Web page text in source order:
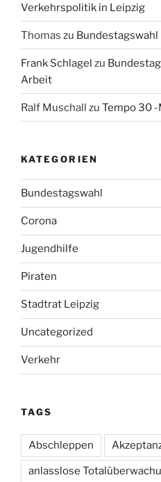
Verkehrspolitik in Leipzig
Thomas zu Bundestagswahl
Frank Schlagel zu
Arbeit
Ralf Muschall zu Tempo 30
KATEGORIEN
Bundestagswahl
Corona
Jugendhilfe
Piraten
Stadtrat Leipzig
Uncategorized
Verkehr
TAGS
Abschleppen
anlasslose